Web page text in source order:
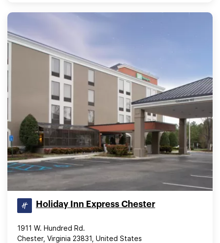
Holiday Inn Express Chester
1911 W. Hundred Rd.
Chester, Virginia 23831, United States